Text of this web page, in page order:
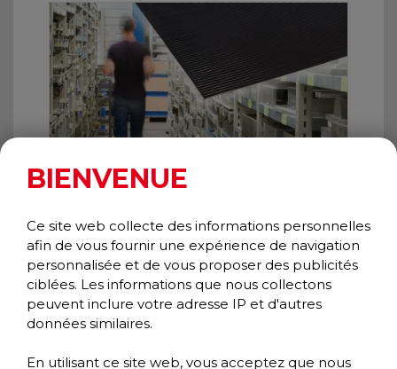
WIDE RIB RUNNER
Spécialité
Collection spécialités
BIENVENUE
Ce site web collecte des informations personnelles
afin de vous fournir une expérience de navigation
personnalisée et de vous proposer des publicités
ciblées. Les informations que nous collectons
peuvent inclure votre adresse IP et d'autres
données similaires.
En utilisant ce site web, vous acceptez que nous